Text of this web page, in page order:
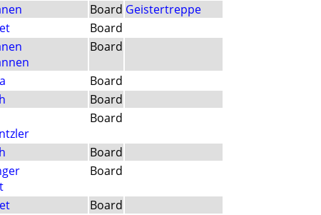
Board Geistertreppe
Board
Board
Board
Board
Board
Board
Board
Board